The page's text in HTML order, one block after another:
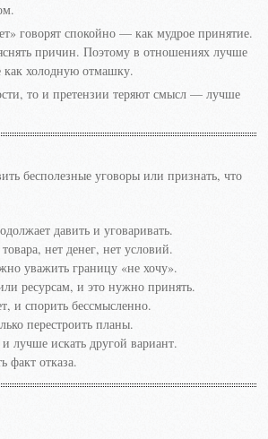
говорят спокойно — как мудрое принятие.
причин. Поэтому в отношениях лучше
как холодную отмашку.
то и претензии теряют смысл — лучше
бесполезные уговоры или признать, что
давить и уговаривать.
нет денег, нет условий.
уважить границу «не хочу».
ресурсам, и это нужно принять.
и спорить бессмысленно.
перестроить планы.
лучше искать другой вариант.
факт отказа.